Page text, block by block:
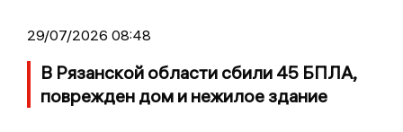
29/07/2026 08:48
В Рязанской области сбили 45 БПЛА,
поврежден дом и нежилое здание